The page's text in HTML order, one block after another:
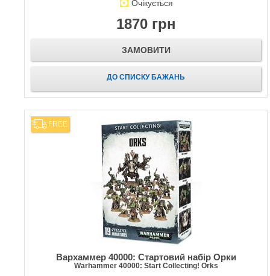
Очікується
1870 грн
ЗАМОВИТИ
ДО СПИСКУ БАЖАНЬ
FREE
Вархаммер 40000: Стартовий набір Орки
Warhammer 40000: Start Collecting! Orks